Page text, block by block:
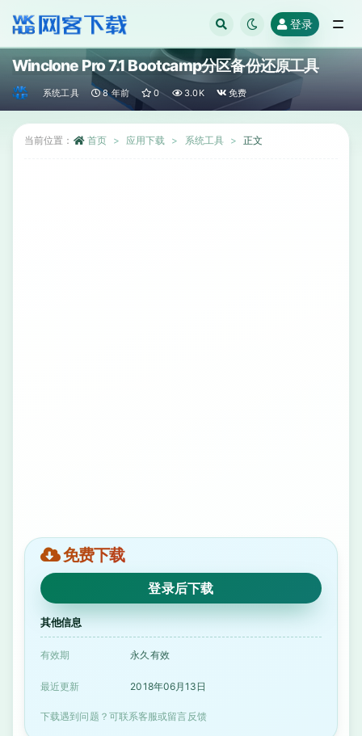
登录
Winclone Pro 7.1 Bootcamp分区备份还原工具
系统工具 8 年前 0 3.0K 免费
当前位置： 首页 应用下载 系统工具 正文
免费下载
登录后下载
其他信息
有效期 永久有效
最近更新 2018年06月13日
下载遇到问题？可联系客服或留言反馈
全部